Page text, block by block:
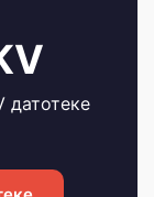
датотеке